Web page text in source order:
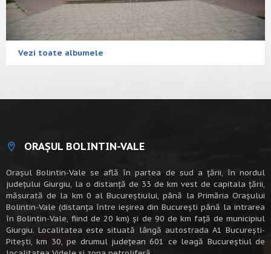
Vezi toate albumele
ORAȘUL BOLINTIN-VALE
Oraşul Bolintin-Vale se află în partea de sud a ţării, în nordul
judeţului Giurgiu, la o distanţă de 33 de km vest de capitala țării,
măsurată de la km 0 al Bucureștiului, până la Primăria Orașului
Bolintin-Vale (distanța între ieșirea din București până la intrarea
în Bolintin-Vale, fiind de 20 km) şi de 90 de km faţă de municipiul
Giurgiu. Localitatea este situată lângă autostrada A1 Bucureşti-
Piteşti, km 30, pe drumul judeţean 601 ce leagă Bucureştiul de